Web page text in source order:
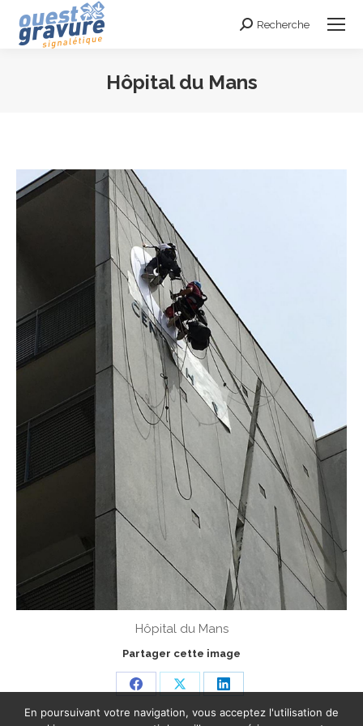
Search:
Recherche
Hôpital du Mans
Hôpital du Mans
Partager cette image
Share
on
Share
on
Share
on
En poursuivant votre navigation, vous acceptez l'utilisation de